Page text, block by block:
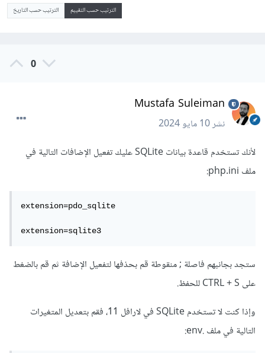
الترتيب حسب التقييم الترتيب حسب التاريخ
0
Mustafa Suleiman
نشر10 مايو 2024
لأنك تستخدم قاعدة بيانات SQLite عليك تفعيل الإضافات التالية في
ملف php.ini:
extension=pdo_sqlite
extension=sqlite3
ستجد بجانبهم فاصلة ; منقوطة قم بحذفها لتفعيل الإضافة ثم قم بالضغط
على CTRL + S للحفظ.
وإذا كنت لا تستخدم SQLite في لارافل 11، فقم بتعديل المتغيرات
التالية في ملف .env: